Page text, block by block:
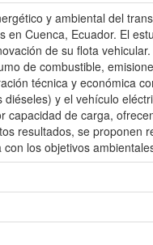
y ambiental del
Cuenca, Ecuador. El
de su flota
de combustible,
técnica y económica
y el vehículo
de carga,
resultados, se proponen
los objetivos